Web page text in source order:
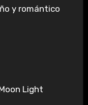
y romántico
Light